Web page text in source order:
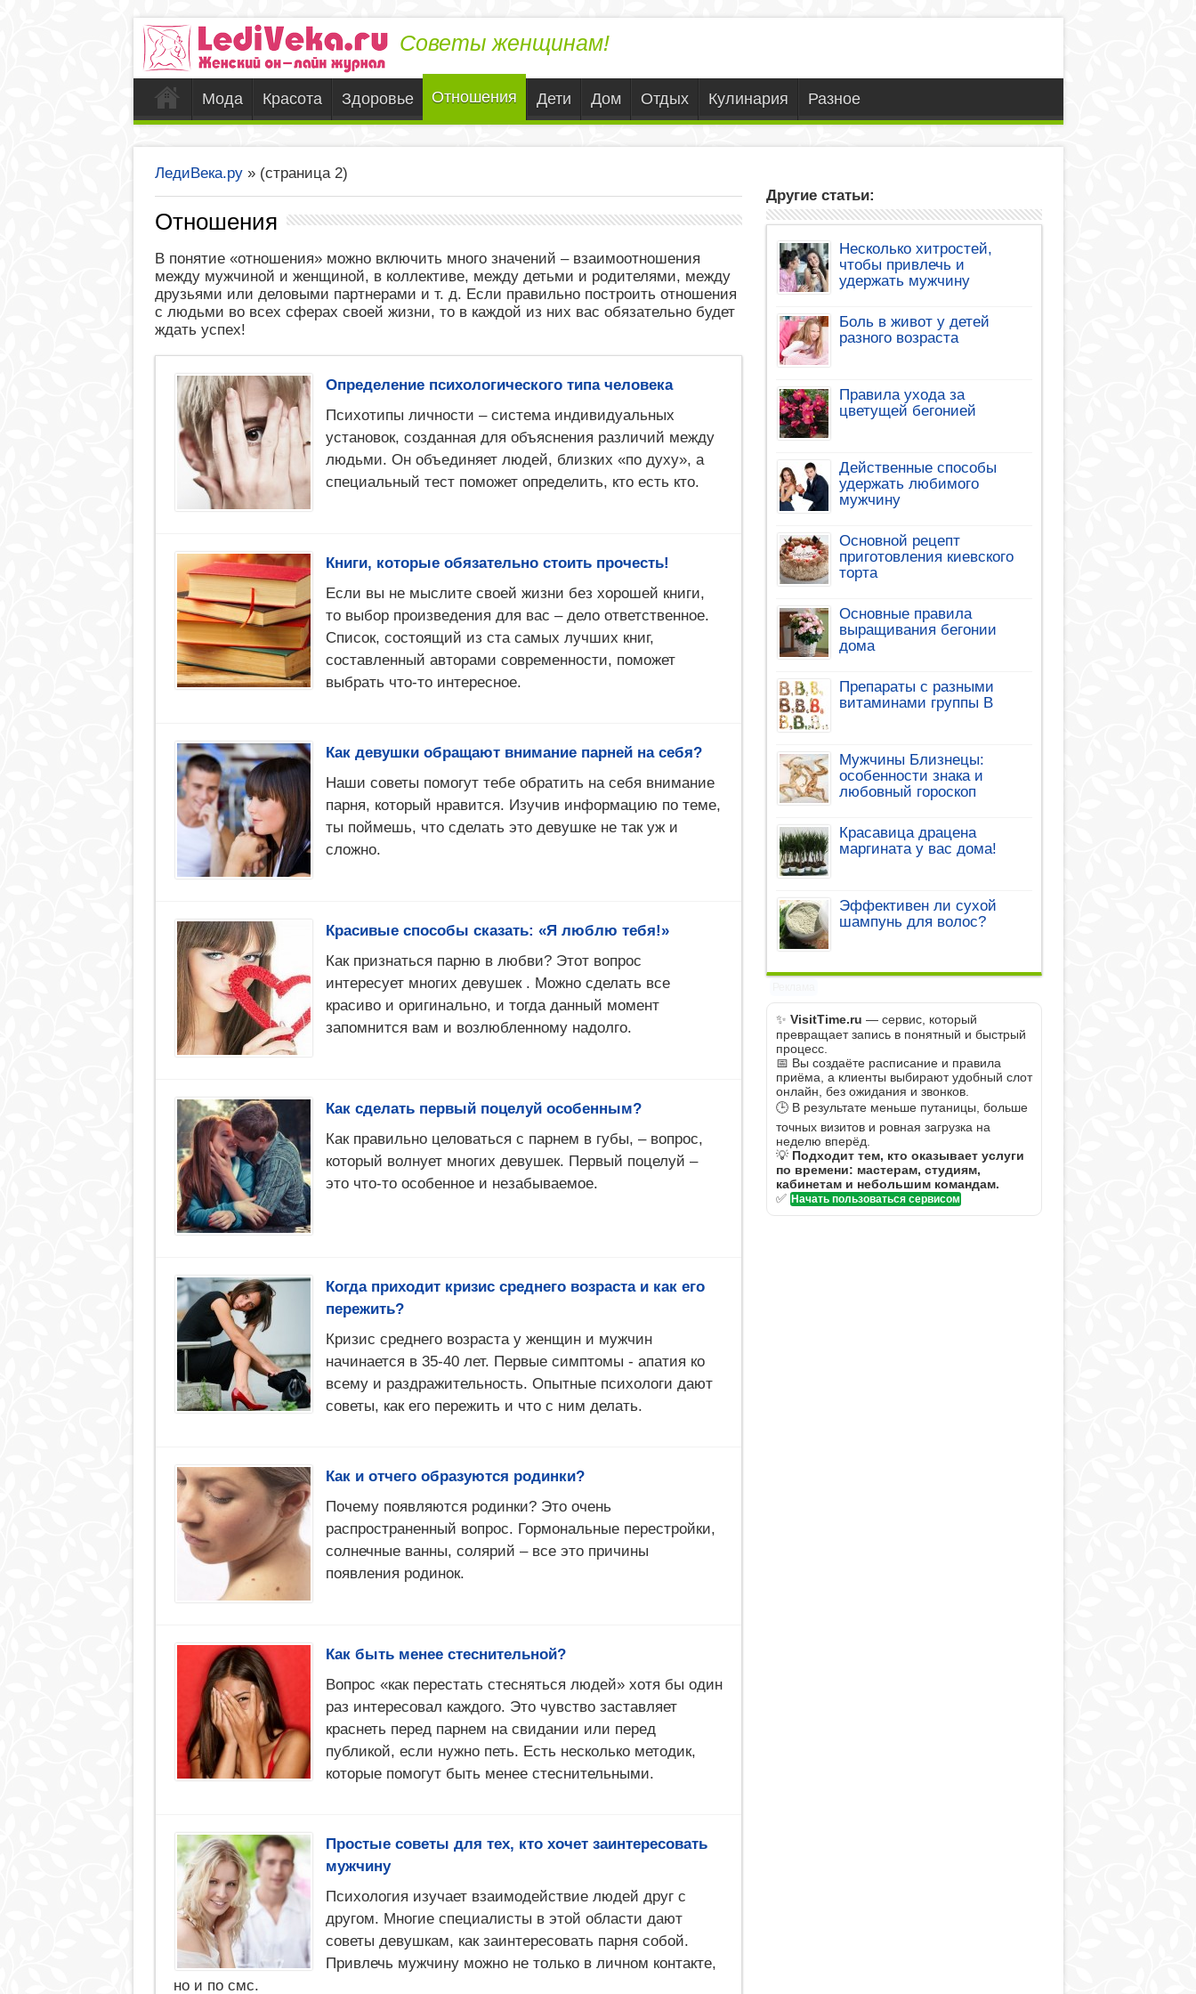
Советы женщинам!
Мода Красота Здоровье Отношения Дети Дом Отдых Кулинария Разное
ЛедиВека.ру» (страница 2)
Отношения
В понятие «отношения» можно включить много значений – взаимоотношения
между мужчиной и женщиной, в коллективе, между детьми и родителями, между
друзьями или деловыми партнерами и т. д. Если правильно построить отношения
с людьми во всех сферах своей жизни, то в каждой из них вас обязательно будет
ждать успех!
Определение психологического типа человека
Психотипы личности – система индивидуальных
установок, созданная для объяснения различий между
людьми. Он объединяет людей, близких «по духу», а
специальный тест поможет определить, кто есть кто.
Книги, которые обязательно стоить прочесть!
Если вы не мыслите своей жизни без хорошей книги,
то выбор произведения для вас – дело ответственное.
Список, состоящий из ста самых лучших книг,
составленный авторами современности, поможет
выбрать что-то интересное.
Как девушки обращают внимание парней на себя?
Наши советы помогут тебе обратить на себя внимание
парня, который нравится. Изучив информацию по теме,
ты поймешь, что сделать это девушке не так уж и
сложно.
Красивые способы сказать: «Я люблю тебя!»
Как признаться парню в любви? Этот вопрос
интересует многих девушек . Можно сделать все
красиво и оригинально, и тогда данный момент
запомнится вам и возлюбленному надолго.
Как сделать первый поцелуй особенным?
Как правильно целоваться с парнем в губы, – вопрос,
который волнует многих девушек. Первый поцелуй –
это что-то особенное и незабываемое.
Когда приходит кризис среднего возраста и как его
пережить?
Кризис среднего возраста у женщин и мужчин
начинается в 35-40 лет. Первые симптомы - апатия ко
всему и раздражительность. Опытные психологи дают
советы, как его пережить и что с ним делать.
Как и отчего образуются родинки?
Почему появляются родинки? Это очень
распространенный вопрос. Гормональные перестройки,
солнечные ванны, солярий – все это причины
появления родинок.
Как быть менее стеснительной?
Вопрос «как перестать стесняться людей» хотя бы один
раз интересовал каждого. Это чувство заставляет
краснеть перед парнем на свидании или перед
публикой, если нужно петь. Есть несколько методик,
которые помогут быть менее стеснительными.
Простые советы для тех, кто хочет заинтересовать
мужчину
Психология изучает взаимодействие людей друг с
другом. Многие специалисты в этой области дают
советы девушкам, как заинтересовать парня собой.
Привлечь мужчину можно не только в личном контакте,
но и по смс.
Другие статьи:
Несколько хитростей,
чтобы привлечь и
удержать мужчину
Боль в живот у детей
разного возраста
Правила ухода за
цветущей бегонией
Действенные способы
удержать любимого
мужчину
Основной рецепт
приготовления киевского
торта
Основные правила
выращивания бегонии
дома
Препараты с разными
витаминами группы B
Мужчины Близнецы:
особенности знака и
любовный гороскоп
Красавица драцена
маргината у вас дома!
Эффективен ли сухой
шампунь для волос?
✨ VisitTime.ru — сервис, который
превращает запись в понятный и быстрый
процесс.
📅 Вы создаёте расписание и правила
приёма, а клиенты выбирают удобный слот
онлайн, без ожидания и звонков.
🕒 В результате меньше путаницы, больше
точных визитов и ровная загрузка на
неделю вперёд.
💡 Подходит тем, кто оказывает услуги
по времени: мастерам, студиям,
кабинетам и небольшим командам.
✅ Начать пользоваться сервисом